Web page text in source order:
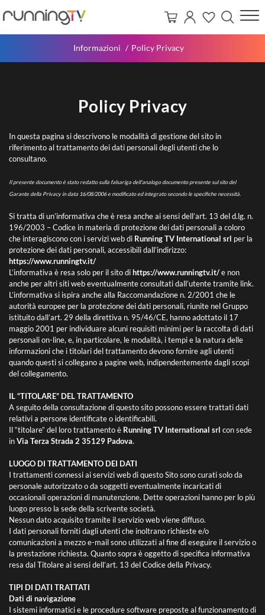
Informazioni Policy Privacy
Policy Privacy
In questa pagina si descrivono le modalità di gestione del sito in
riferimento al trattamento dei dati personali degli utenti che lo
consultano.
Il presente documento è stato redatto sulla falsariga dell'analogo documento presente sul sito del
Garante della Privacy in data 16/08/2006 e modificato ed integrato secondo le specifiche necessità.
Si tratta di un’informativa che è resa anche ai sensi dell’art. 13 del d.lg. n.
196/2003 – Codice in materia di protezione dei dati personali a coloro
che interagiscono con i servizi web di Running TV International srl per la
protezione dei dati personali, accessibili dall’indirizzo:
https://www.runningtv.it/
L’informativa è resa solo per il sito dihttps://www.runningtv.it/e non
anche per altri siti web eventualmente consultati dall’utente tramite link.
L’informativa si ispira anche alla Raccomandazione n. 2/2001 che le
autorità europee per la protezione dei dati personali, riunite nel Gruppo
istituito dall’art. 29 della direttiva n. 95/46/CE, hanno adottato il 17
maggio 2001 per individuare alcuni requisiti minimi per la raccolta di dati
personali on-line, e, in particolare, le modalità, i tempi e la natura delle
informazioni che i titolari del trattamento devono fornire agli utenti
quando questi si collegano a pagine web, indipendentemente dagli scopi
del collegamento.
IL “TITOLARE” DEL TRATTAMENTO
A seguito della consultazione di questo sito possono essere trattati dati
relativi a persone identificate o identificabili.
Il “titolare” del loro trattamento è Running TV International srl con sede
inVia Terza Strada 2 35129 Padova.
LUOGO DI TRATTAMENTO DEI DATI
I trattamenti connessi ai servizi web di questo Sito sono curati solo da
personale autorizzato o da soggetti eventualmente incaricati di
occasionali operazioni di manutenzione. Dette operazioni hanno per lo più
luogo presso la sede della scrivente società.
Nessun dato acquisito tramite il servizio web viene diffuso.
I dati personali forniti dagli utenti che inoltrano richieste e/o
comunicazioni a mezzo e-mail sono utilizzati al fine di eseguire il servizio o
la prestazione richiesta. Quanto sopra è oggetto di specifica informativa
resa dal Titolare ai sensi dell’art. 13 del Codice della Privacy.
TIPI DI DATI TRATTATI
Dati di navigazione
I sistemi informatici e le procedure software preposte al funzionamento di